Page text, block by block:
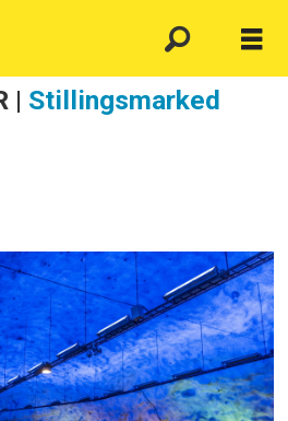
| Stillingsmarked